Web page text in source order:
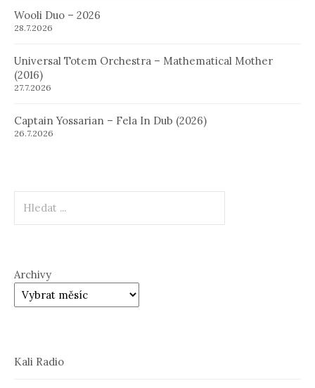
Wooli Duo – 2026
28.7.2026
Universal Totem Orchestra – Mathematical Mother
(2016)
27.7.2026
Captain Yossarian – Fela In Dub (2026)
26.7.2026
Archivy
Kali Radio